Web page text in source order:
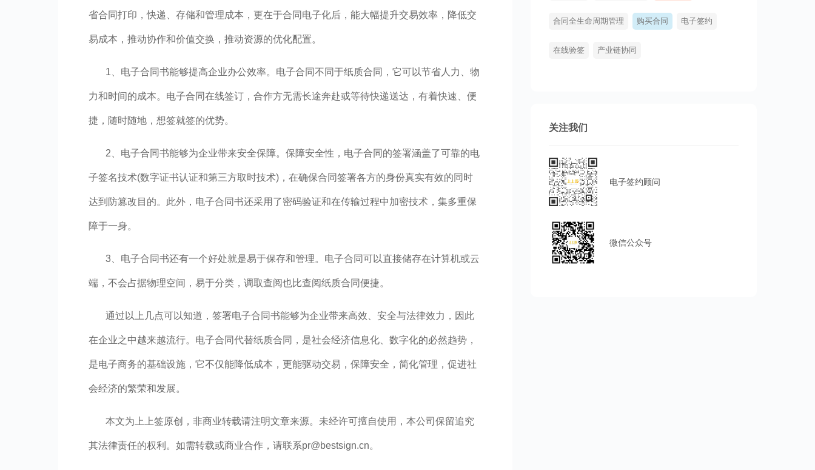
省合同打印，快递、存储和管理成本，更在于合同电子化后，能大幅提升交易效率，降低交
易成本，推动协作和价值交换，推动资源的优化配置。
1、电子合同书能够提高企业办公效率。电子合同不同于纸质合同，它可以节省人力、物
力和时间的成本。电子合同在线签订，合作方无需长途奔赴或等待快递送达，有着快速、便
捷，随时随地，想签就签的优势。
2、电子合同书能够为企业带来安全保障。保障安全性，电子合同的签署涵盖了可靠的电
子签名技术(数字证书认证和第三方取时技术)，在确保合同签署各方的身份真实有效的同时
达到防篡改目的。此外，电子合同书还采用了密码验证和在传输过程中加密技术，集多重保
障于一身。
3、电子合同书还有一个好处就是易于保存和管理。电子合同可以直接储存在计算机或云
端，不会占据物理空间，易于分类，调取查阅也比查阅纸质合同便捷。
通过以上几点可以知道，签署电子合同书能够为企业带来高效、安全与法律效力，因此
在企业之中越来越流行。电子合同代替纸质合同，是社会经济信息化、数字化的必然趋势，
是电子商务的基础设施，它不仅能降低成本，更能驱动交易，保障安全，简化管理，促进社
会经济的繁荣和发展。
本文为上上签原创，非商业转载请注明文章来源。未经许可擅自使用，本公司保留追究
其法律责任的权利。如需转载或商业合作，请联系pr@bestsign.cn。
合同全生命周期管理 购买合同 电子签约
在线验签 产业链协同
关注我们
电子签约顾问
微信公众号